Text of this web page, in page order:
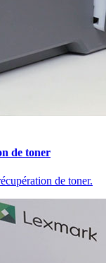
de toner
de toner.